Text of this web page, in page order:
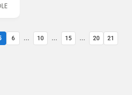
6 ... 10 ... 15 ... 20
21